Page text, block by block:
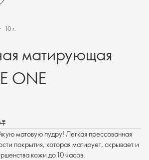
матирующая
ONE
10 г.
₸
матовую пудру! Легкая прессованная
покрытия, которая матирует, скрывает и
кожи до 10 часов.